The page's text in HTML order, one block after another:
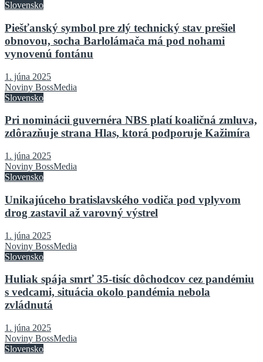
Slovensko
Piešťanský symbol pre zlý technický stav prešiel
obnovou, socha Barlolámača má pod nohami
vynovenú fontánu
1. júna 2025
Noviny BossMedia
Slovensko
Pri nominácii guvernéra NBS platí koaličná zmluva,
zdôrazňuje strana Hlas, ktorá podporuje Kažimíra
1. júna 2025
Noviny BossMedia
Slovensko
Unikajúceho bratislavského vodiča pod vplyvom
drog zastavil až varovný výstrel
1. júna 2025
Noviny BossMedia
Slovensko
Huliak spája smrť 35-tisíc dôchodcov cez pandémiu
s vedcami, situácia okolo pandémia nebola
zvládnutá
1. júna 2025
Noviny BossMedia
Slovensko